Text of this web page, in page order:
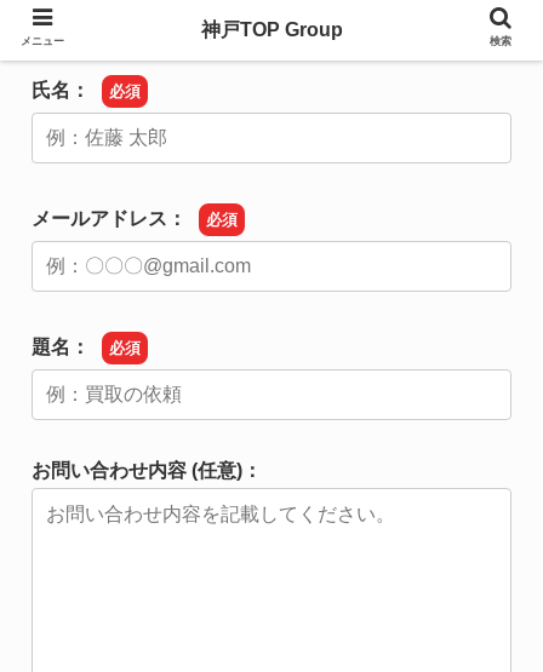
氏名： 必須
メールアドレス： 必須
題名： 必須
お問い合わせ内容 (任意)：
メニュー
神戸TOP Group
検索